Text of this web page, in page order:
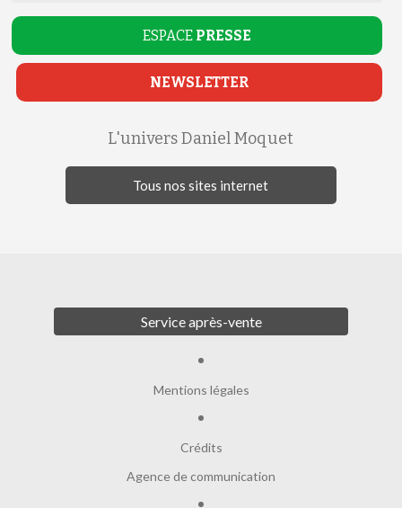
ESPACE PRESSE
NEWSLETTER
L'univers Daniel Moquet
Tous nos sites internet
Service après-vente
Mentions légales
Crédits
Agence de communication